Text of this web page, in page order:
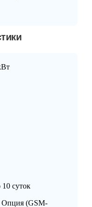
10 суток
Опция (GSM-